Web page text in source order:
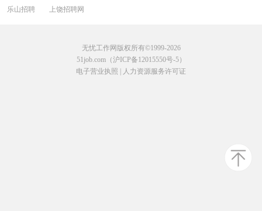
乐山招聘
上饶招聘网
无忧工作网版权所有©1999-2026
51job.com（沪ICP备12015550号-5）
电子营业执照
人力资源服务许可证